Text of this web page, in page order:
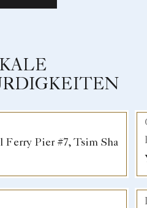
Ferry Pier #7, Tsim Sha